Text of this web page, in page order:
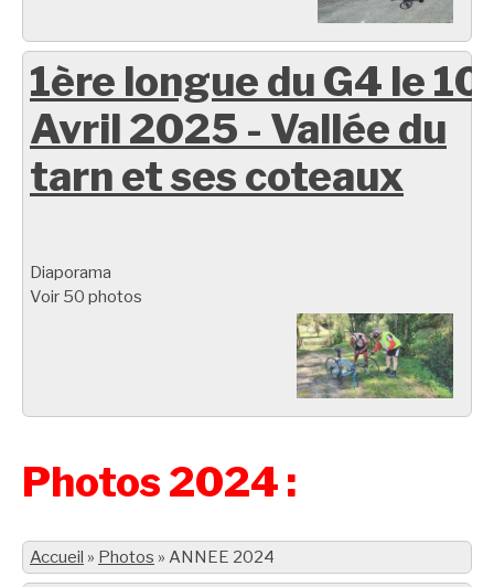
1ère longue du G4 le 10
Avril 2025 - Vallée du
tarn et ses coteaux
Diaporama
Voir 50 photos
Photos 2024 :
Accueil » Photos » ANNEE 2024